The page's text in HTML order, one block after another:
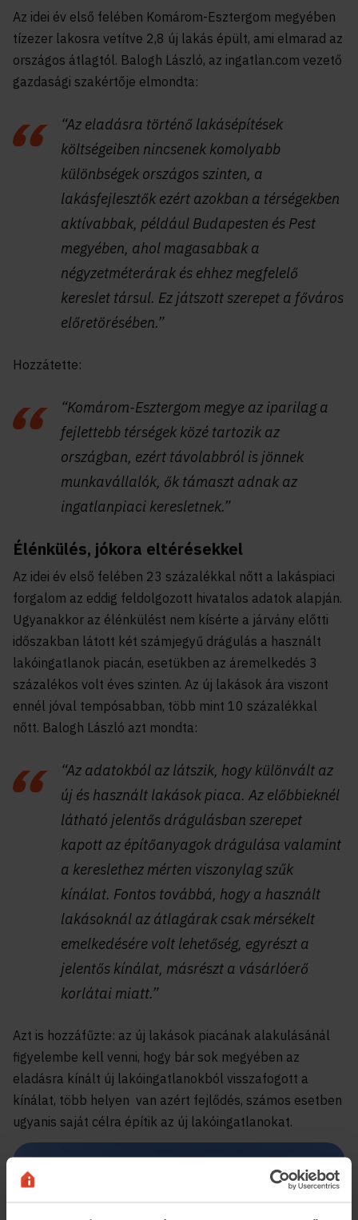
Az idei év első felében Komárom-Esztergom megyében
tízezer lakosra vetítve 2,8 új lakás épült, ami elmarad az
országos átlagtól. Balogh László, az ingatlan.com vezető
gazdasági szakértője elmondta:
“Az eladásra történő lakásépítések
költségeiben nincsenek komolyabb
különbségek országos szinten, a
lakásfejlesztők ezért azokban a térségekben
aktívabbak, például Budapesten és Pest
megyében, ahol magasabbak a
négyzetméterárak és ehhez megfelelő
kereslet társul. Ez játszott szerepet a főváros
előretörésében.”
Hozzátette:
“Komárom-Esztergom megye az iparilag a
fejlettebb térségek közé tartozik az
országban, ezért távolabbról is jönnek
munkavállalók, ők támaszt adnak az
ingatlanpiaci keresletnek.”
Élénkülés, jókora eltérésekkel
Az idei év első felében 23 százalékkal nőtt a lakáspiaci
forgalom az eddig feldolgozott hivatalos adatok alapján.
Ugyanakkor az élénkülést nem kísérte a járvány előtti
időszakban látott két számjegyű drágulás a használt
lakóingatlanok piacán, esetükben az áremelkedés 3
százalékos volt éves szinten. Az új lakások ára viszont
ennél jóval tempósabban, több mint 10 százalékkal
nőtt. Balogh László azt mondta:
“Az adatokból az látszik, hogy különvált az
új és használt lakások piaca. Az előbbieknél
látható jelentős drágulásban szerepet
kapott az építőanyagok drágulása valamint
a kereslethez mérten viszonylag szűk
kínálat. Fontos továbbá, hogy a használt
lakásoknál az átlagárak csak mérsékelt
emelkedésére volt lehetőség, egyrészt a
jelentős kínálat, másrészt a vásárlóerő
korlátai miatt.”
Azt is hozzáfűzte: az új lakások piacának alakulásánál
figyelembe kell venni, hogy bár sok megyében az
eladásra kínált új lakóingatlanokból visszafogott a
kínálat, több helyen van azért fejlődés, számos esetben
ugyanis saját célra építik az új lakóingatlanokat.